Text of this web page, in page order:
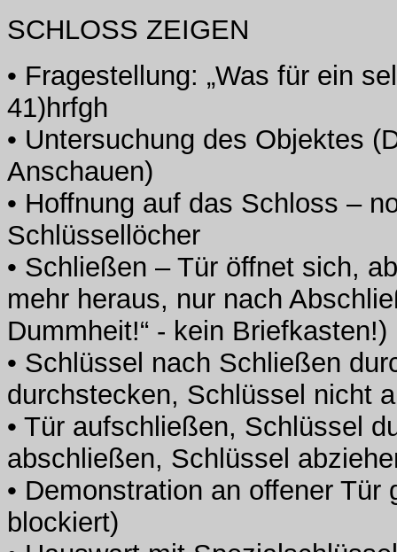
SCHLOSS ZEIGEN
• Fragestellung: „Was für ein
41)hrfgh
• Untersuchung des Objektes
Anschauen)
• Hoffnung auf das Schloss –
Schlüssellöcher
• Schließen – Tür öffnet sich,
mehr heraus, nur nach
Dummheit!“ - kein Briefkasten!)
• Schlüssel nach Schließen
durchstecken, Schlüssel nicht
• Tür aufschließen, Schlüssel
abschließen, Schlüssel
• Demonstration an offener
blockiert)